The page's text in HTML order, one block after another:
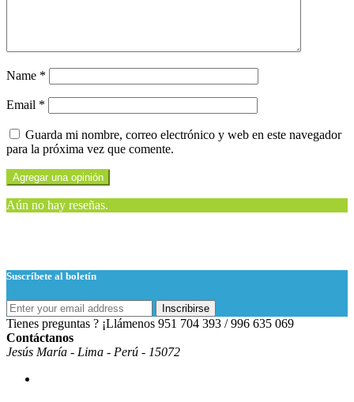
Name *
Email *
Guarda mi nombre, correo electrónico y web en este navegador
para la próxima vez que comente.
Aún no hay reseñas.
Suscríbete al boletín
Inscribirse
Tienes preguntas ? ¡Llámenos 951 704 393 / 996 635 069
Contáctanos
Jesús María - Lima - Perú - 15072